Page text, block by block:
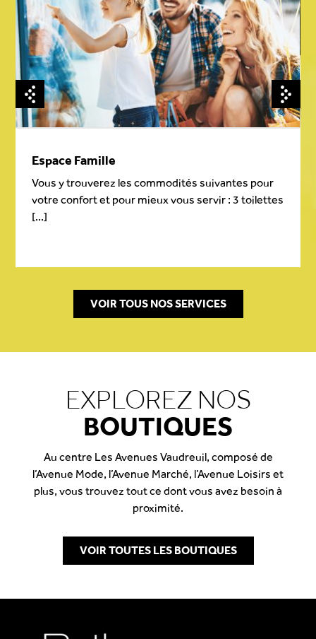
Espace Famille
Vous y trouverez les commodités suivantes pour
votre confort et pour mieux vous servir : 3 toilettes
[...]
VOIR TOUS NOS SERVICES
EXPLOREZ NOS
BOUTIQUES
Au centre Les Avenues Vaudreuil, composé de
l’Avenue Mode, l’Avenue Marché, l’Avenue Loisirs et
plus, vous trouvez tout ce dont vous avez besoin à
proximité.
VOIR TOUTES LES BOUTIQUES